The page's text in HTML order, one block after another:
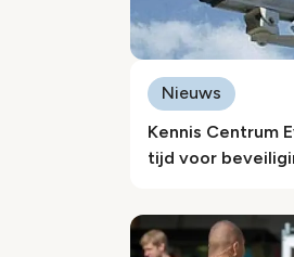
Kennis Centrum
tijd voor
Nieuws